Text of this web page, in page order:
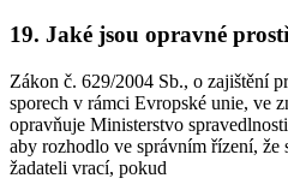
19. Jaké jsou opravné
Zákon č. 629/2004 Sb., o zajištění
sporech v rámci Evropské unie, ve
opravňuje Ministerstvo
aby rozhodlo ve správním řízení, že
žadateli vrací, pokud